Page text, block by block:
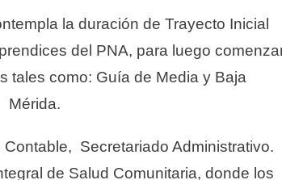
la duración de Trayecto Inicial
del PNA, para luego
tales como: Guía de Media y Baja
Mérida.
Secretariado Administrativo.
de Salud Comunitaria, donde los